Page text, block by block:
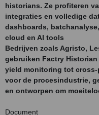
historians. Ze profiteren
integraties en volledige
dashboards,
cloud en AI tools
Bedrijven zoals Agristo,
gebruiken Factry
yield monitoring tot
voor de procesindustrie,
en ontworpen om
Document